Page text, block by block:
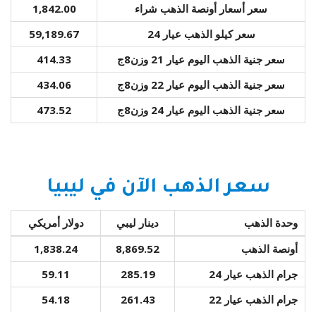
سعر أسعار أونصة الذهب شراء
1,842.00
سعر كيلو الذهب عيار 24
59,189.67
سعر جنية الذهب اليوم عيار 21 وزن8ج
414.33
سعر جنية الذهب اليوم عيار 22 وزن8ج
434.06
سعر جنية الذهب اليوم عيار 24 وزن8ج
473.52
سعر الذهب الآن في ليبيا
وحدة الذهب دينار ليبي
دولار أمريكي
أونصة الذهب
8,869.52
1,838.24
جرام الذهب عيار 24
285.19
59.11
جرام الذهب عيار 22
261.43
54.18